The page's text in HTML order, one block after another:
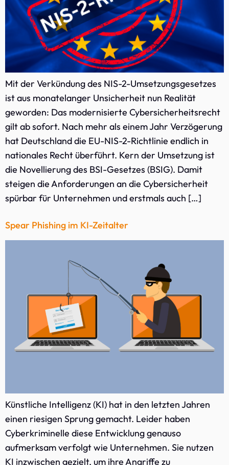
Mit der Verkündung des NIS-2-Umsetzungsgesetzes
ist aus monatelanger Unsicherheit nun Realität
geworden: Das modernisierte Cybersicherheitsrecht
gilt ab sofort. Nach mehr als einem Jahr Verzögerung
hat Deutschland die EU-NIS-2-Richtlinie endlich in
nationales Recht überführt. Kern der Umsetzung ist
die Novellierung des BSI-Gesetzes (BSIG). Damit
steigen die Anforderungen an die Cybersicherheit
spürbar für Unternehmen und erstmals auch […]
Spear Phishing im KI-Zeitalter
Künstliche Intelligenz (KI) hat in den letzten Jahren
einen riesigen Sprung gemacht. Leider haben
Cyberkriminelle diese Entwicklung genauso
aufmerksam verfolgt wie Unternehmen. Sie nutzen
KI inzwischen gezielt, um ihre Angriffe zu